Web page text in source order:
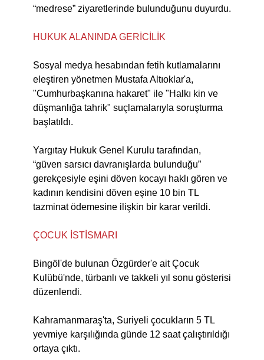
“medrese” ziyaretlerinde bulunduğunu duyurdu.
HUKUK ALANINDA GERİCİLİK
Sosyal medya hesabından fetih kutlamalarını
eleştiren yönetmen Mustafa Altıoklar'a,
"Cumhurbaşkanına hakaret" ile "Halkı kin ve
düşmanlığa tahrik" suçlamalarıyla soruşturma
başlatıldı.
Yargıtay Hukuk Genel Kurulu tarafından,
“güven sarsıcı davranışlarda bulunduğu”
gerekçesiyle eşini döven kocayı haklı gören ve
kadının kendisini döven eşine 10 bin TL
tazminat ödemesine ilişkin bir karar verildi.
ÇOCUK İSTİSMARI
Bingöl'de bulunan Özgürder'e ait Çocuk
Kulübü'nde, türbanlı ve takkeli yıl sonu gösterisi
düzenlendi.
Kahramanmaraş'ta, Suriyeli çocukların 5 TL
yevmiye karşılığında günde 12 saat çalıştırıldığı
ortaya çıktı.